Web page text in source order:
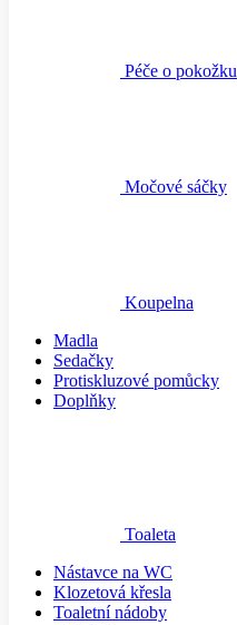
Péče o pokožku
Močové sáčky
Koupelna
Madla
Sedačky
Protiskluzové pomůcky
Doplňky
Toaleta
Nástavce na WC
Klozetová křesla
Toaletní nádoby